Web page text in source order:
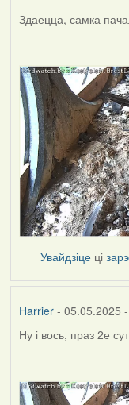
Здаецца, самка
Увайдзіце ці
Harrier- 05.05.2025
Ну і вось, праз 2е